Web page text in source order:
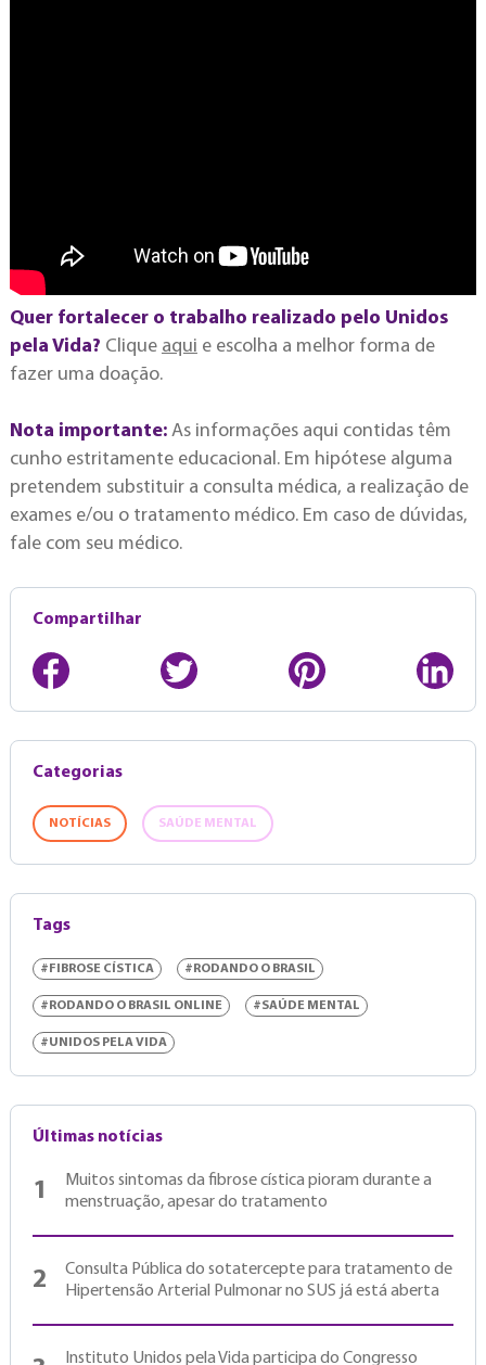
Quer fortalecer o trabalho realizado pelo Unidos
pela Vida? Clique aqui e escolha a melhor forma de
fazer uma doação.
Nota importante:As informações aqui contidas têm
cunho estritamente educacional. Em hipótese alguma
pretendem substituir a consulta médica, a realização de
exames e/ou o tratamento médico. Em caso de dúvidas,
fale com seu médico.
Compartilhar
Categorias
NOTÍCIAS SAÚDE MENTAL
Tags
#FIBROSE CÍSTICA #RODANDO O BRASIL
#RODANDO O BRASIL ONLINE #SAÚDE MENTAL
#UNIDOS PELA VIDA
Últimas notícias
1
Muitos sintomas da fibrose cística pioram durante a
menstruação, apesar do tratamento
2
Consulta Pública do sotatercepte para tratamento de
Hipertensão Arterial Pulmonar no SUS já está aberta
Instituto Unidos pela Vida participa do Congresso